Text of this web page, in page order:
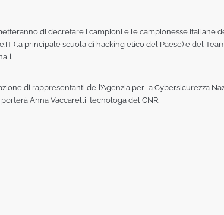
di decretare i campioni e le campionesse italiane
(la principale scuola di hacking etico del Paese) e del
di rappresentanti dell’Agenzia per la Cybersicurezza
Anna Vaccarelli, tecnologa del CNR.